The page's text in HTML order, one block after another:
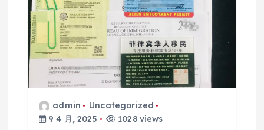
admin
Uncategorized
9 4 月, 2025
1028 views